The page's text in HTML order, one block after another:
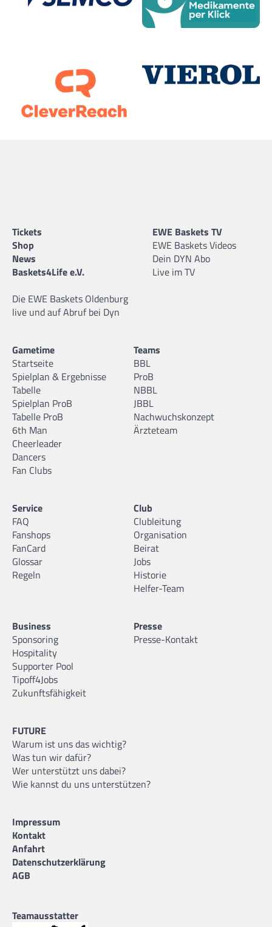
Tickets
Shop
News
Baskets4Life e.V.
Die EWE Baskets Oldenburg
live und auf Abruf bei Dyn
EWE Baskets TV
EWE Baskets Videos
Dein DYN Abo
Live im TV
Gametime
Startseite
Spielplan & Ergebnisse
Tabelle
Spielplan ProB
Tabelle ProB
6th Man
Cheerleader
Dancers
Fan Clubs
Teams
BBL
ProB
NBBL
JBBL
Nachwuchskonzept
Ärzteteam
Service
FAQ
Fanshops
FanCard
Glossar
Regeln
Club
Clubleitung
Organisation
Beirat
Jobs
Historie
Helfer-Team
Business
Sponsoring
Hospitality
Supporter Pool
Tipoff4Jobs
Zukunftsfähigkeit
Presse
Presse-Kontakt
FUTURE
Warum ist uns das wichtig?
Was tun wir dafür?
Wer unterstützt uns dabei?
Wie kannst du uns unterstützen?
Impressum
Kontakt
Anfahrt
Datenschutzerklärung
AGB
Teamausstatter